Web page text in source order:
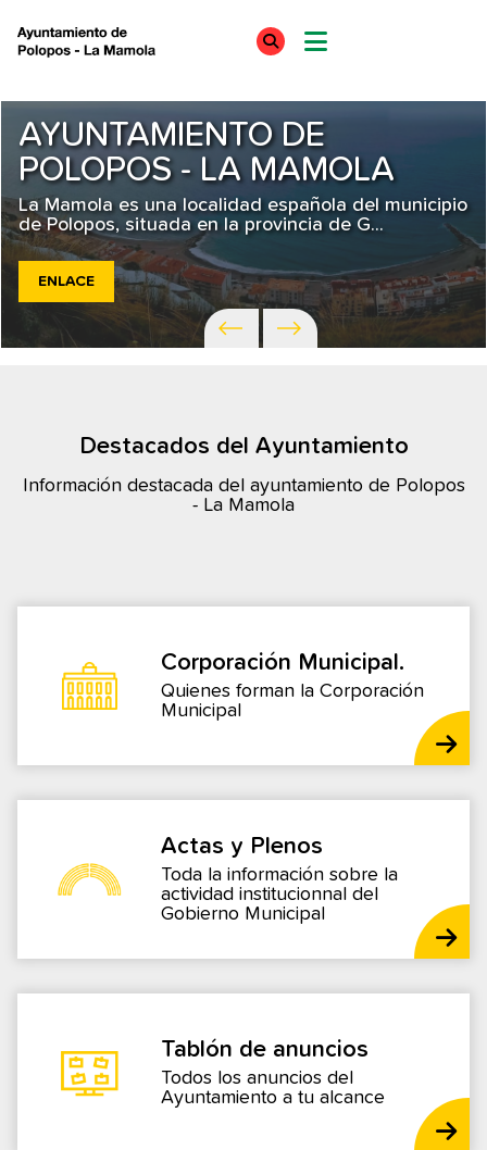
AYUNTAMIENTO DE
POLOPOS - LA MAMOLA
La Mamola es una localidad española del municipio
de Polopos, situada en la provincia de G...
ENLACE
Destacados del Ayuntamiento
Información destacada del ayuntamiento de Polopos
- La Mamola
Corporación Municipal.
Quienes forman la Corporación
Municipal
Actas y Plenos
Toda la información sobre la
actividad institucionnal del
Gobierno Municipal
Tablón de anuncios
Todos los anuncios del
Ayuntamiento a tu alcance